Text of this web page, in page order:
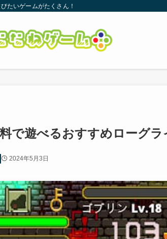
たいゲームがたくさん！
で遊べるおすすめローグラ
2024年5月3日